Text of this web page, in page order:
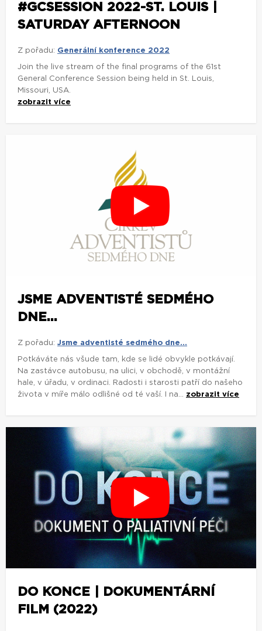
#GCSESSION 2022-ST. LOUIS |
SATURDAY AFTERNOON
Z pořadu: Generální konference 2022
Join the live stream of the final programs of the 61st
General Conference Session being held in St. Louis,
Missouri, USA.
zobrazit více
JSME ADVENTISTÉ SEDMÉHO
DNE...
Z pořadu: Jsme adventisté sedmého dne...
Potkáváte nás všude tam, kde se lidé obvykle potkávají.
Na zastávce autobusu, na ulici, v obchodě, v montážní
hale, v úřadu, v ordinaci. Radosti i starosti patří do našeho
života v míře málo odlišné od té vaší. I na... zobrazit více
DO KONCE | DOKUMENTÁRNÍ
FILM (2022)